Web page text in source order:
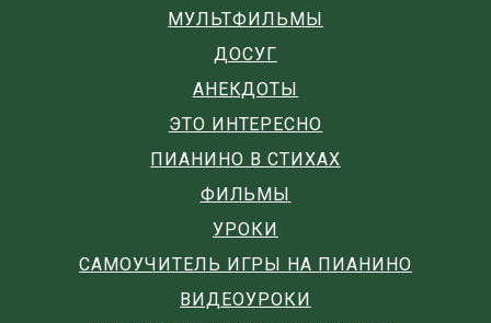
МУЛЬТФИЛЬМЫ
ДОСУГ
АНЕКДОТЫ
ЭТО ИНТЕРЕСНО
ПИАНИНО В СТИХАХ
ФИЛЬМЫ
УРОКИ
САМОУЧИТЕЛЬ ИГРЫ НА ПИАНИНО
ВИДЕОУРОКИ